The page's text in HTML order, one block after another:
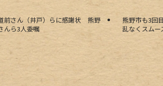
前さん（井戸）らに感謝状 熊野
ら3人委嘱
熊野市も3
乱なくスムー